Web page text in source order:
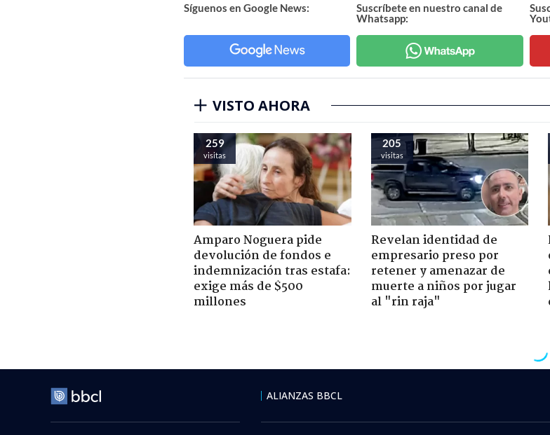
Síguenos en Google News:
Suscríbete en nuestro canal de
Whatsapp:
VISTO AHORA
259
visitas
Amparo Noguera pide
devolución de fondos e
indemnización tras estafa:
exige más de $500
millones
205
visitas
Revelan identidad de
empresario preso por
retener y amenazar de
muerte a niños por jugar
al "rin raja"
ALIANZAS BBCL